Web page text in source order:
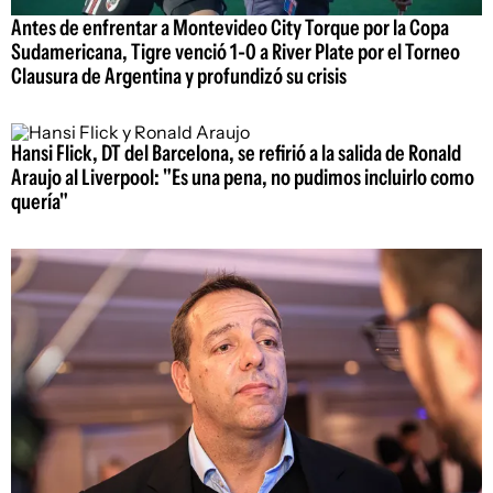
Antes de enfrentar a Montevideo City Torque por la Copa
Sudamericana, Tigre venció 1-0 a River Plate por el Torneo
Clausura de Argentina y profundizó su crisis
Hansi Flick, DT del Barcelona, se refirió a la salida de Ronald
Araujo al Liverpool: "Es una pena, no pudimos incluirlo como
quería"